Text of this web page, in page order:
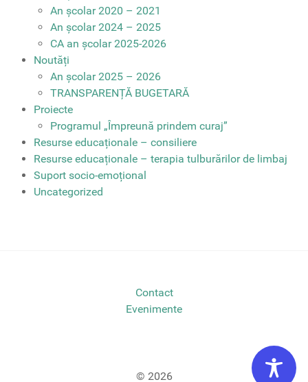
An școlar 2020 – 2021
An școlar 2024 – 2025
CA an școlar 2025-2026
Noutăți
An școlar 2025 – 2026
TRANSPARENȚĂ BUGETARĂ
Proiecte
Programul „Împreună prindem curaj”
Resurse educaționale – consiliere
Resurse educaționale – terapia tulburărilor de limbaj
Suport socio-emoțional
Uncategorized
Contact
Evenimente
© 2026